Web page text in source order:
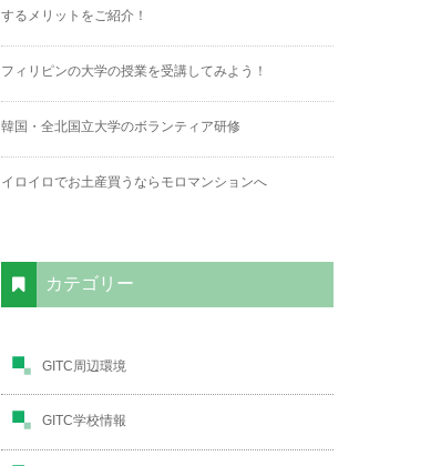
するメリットをご紹介！
フィリピンの大学の授業を受講してみよう！
韓国・全北国立大学のボランティア研修
イロイロでお土産買うならモロマンションへ
カテゴリー
GITC周辺環境
GITC学校情報